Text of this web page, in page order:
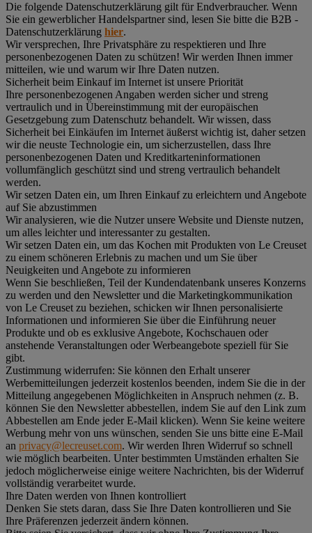
Die folgende Datenschutzerklärung gilt für Endverbraucher. Wenn
Sie ein gewerblicher Handelspartner sind, lesen Sie bitte die B2B -
Datenschutzerklärung hier.
Wir versprechen, Ihre Privatsphäre zu respektieren und Ihre
personenbezogenen Daten zu schützen! Wir werden Ihnen immer
mitteilen, wie und warum wir Ihre Daten nutzen.
Sicherheit beim Einkauf im Internet ist unsere Priorität
Ihre personenbezogenen Angaben werden sicher und streng
vertraulich und in Übereinstimmung mit der europäischen
Gesetzgebung zum Datenschutz behandelt. Wir wissen, dass
Sicherheit bei Einkäufen im Internet äußerst wichtig ist, daher setzen
wir die neuste Technologie ein, um sicherzustellen, dass Ihre
personenbezogenen Daten und Kreditkarteninformationen
vollumfänglich geschützt sind und streng vertraulich behandelt
werden.
Wir setzen Daten ein, um Ihren Einkauf zu erleichtern und Angebote
auf Sie abzustimmen
Wir analysieren, wie die Nutzer unsere Website und Dienste nutzen,
um alles leichter und interessanter zu gestalten.
Wir setzen Daten ein, um das Kochen mit Produkten von Le Creuset
zu einem schöneren Erlebnis zu machen und um Sie über
Neuigkeiten und Angebote zu informieren
Wenn Sie beschließen, Teil der Kundendatenbank unseres Konzerns
zu werden und den Newsletter und die Marketingkommunikation
von Le Creuset zu beziehen, schicken wir Ihnen personalisierte
Informationen und informieren Sie über die Einführung neuer
Produkte und ob es exklusive Angebote, Kochschauen oder
anstehende Veranstaltungen oder Werbeangebote speziell für Sie
gibt.
Zustimmung widerrufen: Sie können den Erhalt unserer
Werbemitteilungen jederzeit kostenlos beenden, indem Sie die in der
Mitteilung angegebenen Möglichkeiten in Anspruch nehmen (z. B.
können Sie den Newsletter abbestellen, indem Sie auf den Link zum
Abbestellen am Ende jeder E-Mail klicken). Wenn Sie keine weitere
Werbung mehr von uns wünschen, senden Sie uns bitte eine E-Mail
an privacy@lecreuset.com. Wir werden Ihren Widerruf so schnell
wie möglich bearbeiten. Unter bestimmten Umständen erhalten Sie
jedoch möglicherweise einige weitere Nachrichten, bis der Widerruf
vollständig verarbeitet wurde.
Ihre Daten werden von Ihnen kontrolliert
Denken Sie stets daran, dass Sie Ihre Daten kontrollieren und Sie
Ihre Präferenzen jederzeit ändern können.